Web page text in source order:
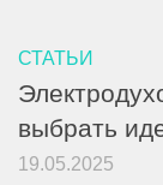
СТАТЬИ
выбрать
19.05.2025